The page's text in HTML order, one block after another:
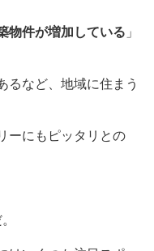
物件が増加している 」
るなど、地域に住まう
ーにもピッタリとの